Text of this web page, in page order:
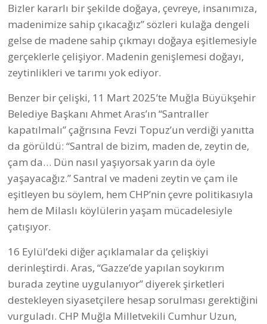
Bizler kararlı bir şekilde doğaya, çevreye, insanımıza,
madenimize sahip çıkacağız” sözleri kulağa dengeli
gelse de madene sahip çıkmayı doğaya eşitlemesiyle
gerçeklerle çelişiyor. Madenin genişlemesi doğayı,
zeytinlikleri ve tarımı yok ediyor.
Benzer bir çelişki, 11 Mart 2025’te Muğla Büyükşehir
Belediye Başkanı Ahmet Aras’ın “Santraller
kapatılmalı” çağrısına Fevzi Topuz’un verdiği yanıtta
da görüldü: “Santral de bizim, maden de, zeytin de,
çam da… Dün nasıl yaşıyorsak yarın da öyle
yaşayacağız.” Santral ve madeni zeytin ve çam ile
eşitleyen bu söylem, hem CHP’nin çevre politikasıyla
hem de Milaslı köylülerin yaşam mücadelesiyle
çatışıyor.
16 Eylül’deki diğer açıklamalar da çelişkiyi
derinleştirdi. Aras, “Gazze’de yapılan soykırım
burada zeytine uygulanıyor” diyerek şirketleri
destekleyen siyasetçilere hesap sorulması gerektiğini
vurguladı. CHP Muğla Milletvekili Cumhur Uzun,